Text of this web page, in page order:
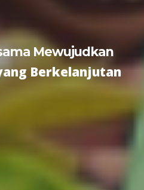
Mewujudkan
Berkelanjutan